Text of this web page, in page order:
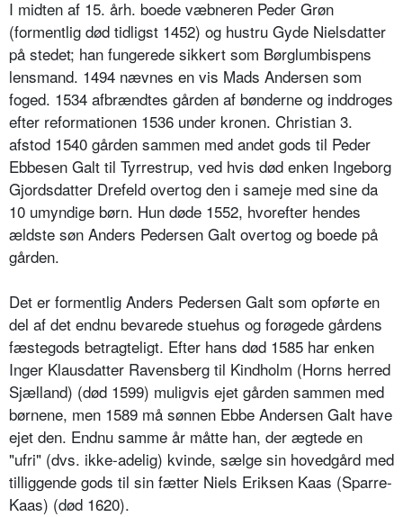
I midten af 15. årh. boede væbneren Peder Grøn
(formentlig død tidligst 1452) og hustru Gyde Nielsdatter
på stedet; han fungerede sikkert som Børglumbispens
lensmand. 1494 nævnes en vis Mads Andersen som
foged. 1534 afbrændtes gården af bønderne og inddroges
efter reformationen 1536 under kronen. Christian 3.
afstod 1540 gården sammen med andet gods til Peder
Ebbesen Galt til Tyrrestrup, ved hvis død enken Ingeborg
Gjordsdatter Drefeld overtog den i sameje med sine da
10 umyndige børn. Hun døde 1552, hvorefter hendes
ældste søn Anders Pedersen Galt overtog og boede på
gården.
Det er formentlig Anders Pedersen Galt som opførte en
del af det endnu bevarede stuehus og forøgede gårdens
fæstegods betragteligt. Efter hans død 1585 har enken
Inger Klausdatter Ravensberg til Kindholm (Horns herred
Sjælland) (død 1599) muligvis ejet gården sammen med
børnene, men 1589 må sønnen Ebbe Andersen Galt have
ejet den. Endnu samme år måtte han, der ægtede en
"ufri" (dvs. ikke-adelig) kvinde, sælge sin hovedgård med
tilliggende gods til sin fætter Niels Eriksen Kaas (Sparre-
Kaas) (død 1620).